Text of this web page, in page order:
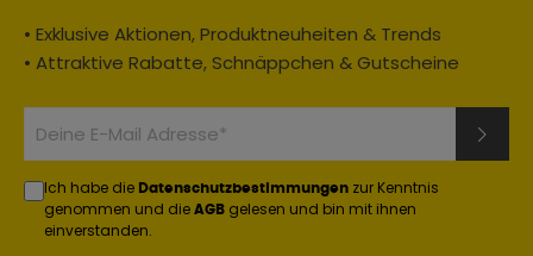
• Exklusive Aktionen, Produktneuheiten & Trends
• Attraktive Rabatte, Schnäppchen & Gutscheine
Ich habe die Datenschutzbestimmungen zur Kenntnis
genommen und die AGB gelesen und bin mit ihnen
einverstanden.